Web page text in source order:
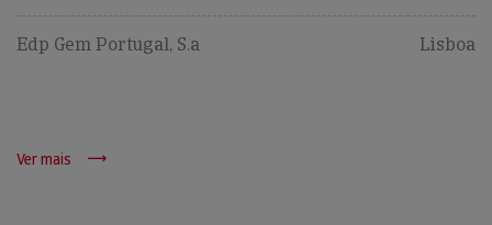
Edp Gem Portugal, S.a Lisboa
Ver mais